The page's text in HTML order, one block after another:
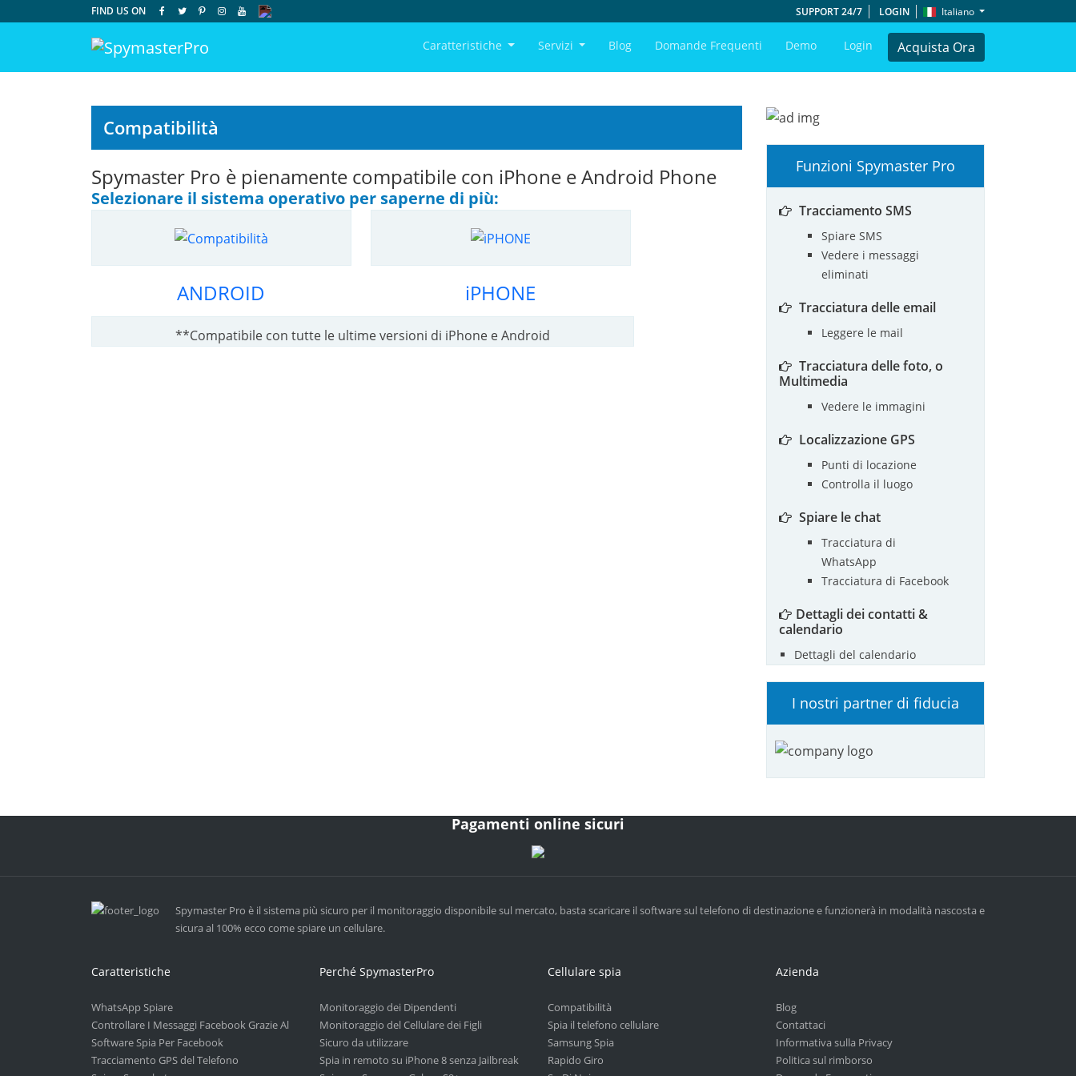
FIND US ON SUPPORT 24/7 LOGIN Italiano
Caratteristiche Servizi Blog Domande Frequenti Demo Login Acquista Ora
Compatibilità
Spymaster Pro è pienamente compatibile con iPhone e Android Phone
Selezionare il sistema operativo per saperne di più:
ANDROID iPHONE
**Compatibile con tutte le ultime versioni di iPhone e Android
Funzioni Spymaster Pro
Tracciamento SMS
Spiare SMS
Vedere i messaggi
eliminati
Tracciatura delle email
Leggere le mail
Tracciatura delle foto, o
Multimedia
Vedere le immagini
Localizzazione GPS
Punti di locazione
Controlla il luogo
Spiare le chat
Tracciatura di
WhatsApp
Tracciatura di Facebook
Dettagli dei contatti &
calendario
Dettagli del calendario
I nostri partner di fiducia
Pagamenti online sicuri
Spymaster Pro è il sistema più sicuro per il monitoraggio disponibile sul mercato, basta scaricare il software sul telefono di destinazione e funzionerà in modalità nascosta e
sicura al 100% ecco come spiare un cellulare.
Caratteristiche
WhatsApp Spiare
Controllare I Messaggi Facebook Grazie Al
Software Spia Per Facebook
Tracciamento GPS del Telefono
Perché SpymasterPro
Monitoraggio dei Dipendenti
Monitoraggio del Cellulare dei Figli
Sicuro da utilizzare
Spia in remoto su iPhone 8 senza Jailbreak
Cellulare spia
Compatibilità
Spia il telefono cellulare
Samsung Spia
Rapido Giro
Azienda
Blog
Contattaci
Informativa sulla Privacy
Politica sul rimborso